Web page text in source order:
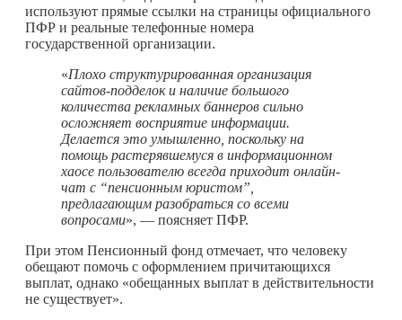
используют прямые ссылки на страницы официального
ПФР и реальные телефонные номера
государственной организации.
«Плохо структурированная организация
сайтов-подделок и наличие большого
количества рекламных баннеров сильно
осложняет восприятие информации.
Делается это умышленно, поскольку на
помощь растерявшемуся в информационном
хаосе пользователю всегда приходит онлайн-
чат с “пенсионным юристом”,
предлагающим разобраться со всеми
вопросами», — поясняет ПФР.
При этом Пенсионный фонд отмечает, что человеку
обещают помочь с оформлением причитающихся
выплат, однако «обещанных выплат в действительности
не существует».